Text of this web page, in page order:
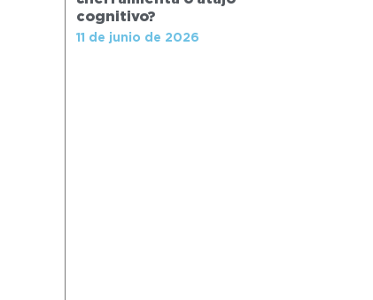
cognitivo?
11 de junio de 2026